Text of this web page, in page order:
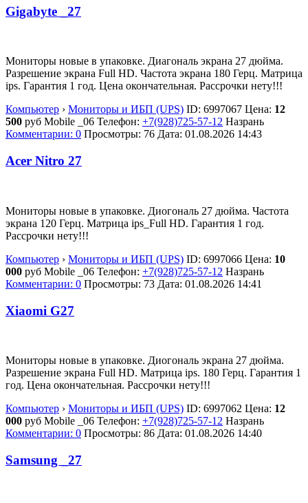
Gigabyte _27
Мониторы новые в упаковке. Диагональ экрана 27 дюйма.
Разрешение экрана Full HD. Частота экрана 180 Герц. Матрица
ips. Гарантия 1 год. Цена окончательная. Рассрочки нету!!!
Компьютер › Мониторы и ИБП (UPS) ID: 6997067 Цена: 12
500 руб Mobile _06 Телефон: +7(928)725-57-12 Назрань
Комментарии: 0 Просмотры: 76 Дата: 01.08.2026 14:43
Acer Nitro 27
Мониторы новые в упаковке. Диогональ 27 дюйма. Частота
экрана 120 Герц. Матрица ips_Full HD. Гарантия 1 год.
Рассрочки нету!!!
Компьютер › Мониторы и ИБП (UPS) ID: 6997066 Цена: 10
000 руб Mobile _06 Телефон: +7(928)725-57-12 Назрань
Комментарии: 0 Просмотры: 73 Дата: 01.08.2026 14:41
Xiaomi G27
Мониторы новые в упаковке. Диогональ экрана 27 дюйма.
Разрешение экрана Full HD. Матрица ips. 180 Герц. Гарантия 1
год. Цена окончательная. Рассрочки нету!!!
Компьютер › Мониторы и ИБП (UPS) ID: 6997062 Цена: 12
000 руб Mobile _06 Телефон: +7(928)725-57-12 Назрань
Комментарии: 0 Просмотры: 86 Дата: 01.08.2026 14:40
Samsung _27